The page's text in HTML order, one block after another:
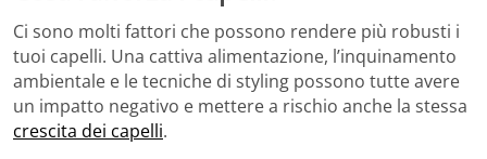
Ci sono molti fattori che possono rendere più robusti i
tuoi capelli. Una cattiva alimentazione, l’inquinamento
ambientale e le tecniche di styling possono tutte avere
un impatto negativo e mettere a rischio anche la stessa
crescita dei capelli.